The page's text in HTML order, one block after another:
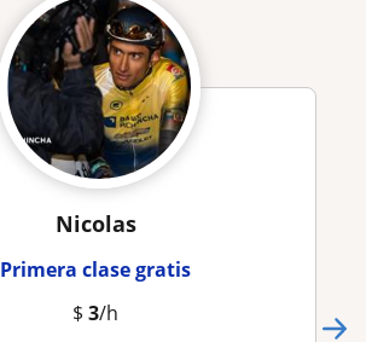
Nicolas
Primera clase gratis
$ 3/h